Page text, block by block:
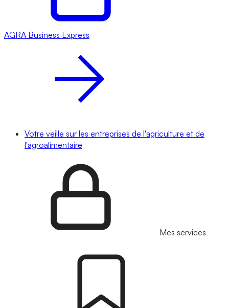
AGRA Business Express
Votre veille sur les entreprises de l'agriculture et de
l'agroalimentaire
Mes services